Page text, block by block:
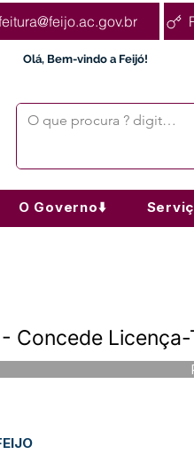
Olá, Bem-vindo a Feijó!
O Governo⬇️
Concede